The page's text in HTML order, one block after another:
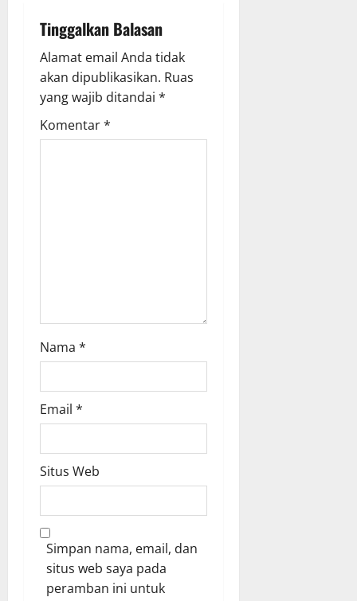
v
i
g
a
t
Tinggalkan Balasan
Alamat email Anda tidak
akan dipublikasikan. Ruas
yang wajib ditandai *
Komentar*
Nama *
Email *
Situs Web
Simpan nama, email, dan
situs web saya pada
peramban ini untuk